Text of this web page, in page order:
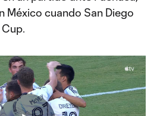
México cuando San Diego